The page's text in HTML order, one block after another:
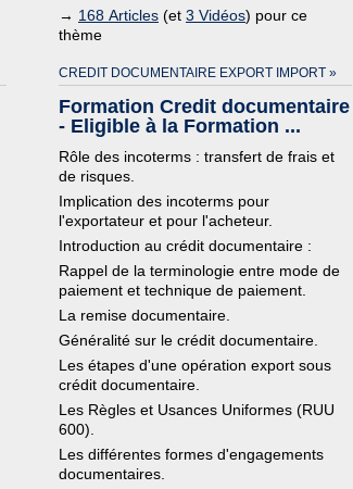
→ 168 Articles (et 3 Vidéos) pour ce
thème
CREDIT DOCUMENTAIRE EXPORT IMPORT »
Formation Credit documentaire
- Eligible à la Formation ...
Rôle des incoterms : transfert de frais et
de risques.
Implication des incoterms pour
l'exportateur et pour l'acheteur.
Introduction au crédit documentaire :
Rappel de la terminologie entre mode de
paiement et technique de paiement.
La remise documentaire.
Généralité sur le crédit documentaire.
Les étapes d'une opération export sous
crédit documentaire.
Les Règles et Usances Uniformes (RUU
600).
Les différentes formes d'engagements
documentaires.